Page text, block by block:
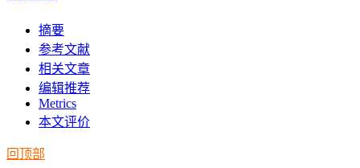
摘要
参考文献
相关文章
编辑推荐
Metrics
本文评价
回顶部